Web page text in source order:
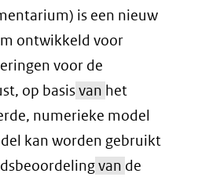
is een nieuw
ontwikkeld voor
voor de
op basisvan het
numerieke model
kan worden gebruikt
van de